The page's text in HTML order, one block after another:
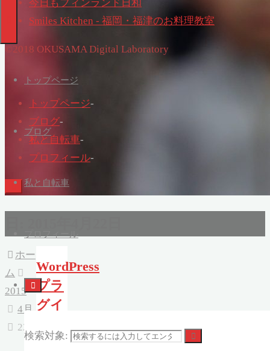
トップページ
ブログ
私と自転車
プロフィール
検索対象:
ホー
ム
2015
4月
22
WordPress
プラ
グイ
Simple
今日もフィンランド日和
Smiles Kitchen - 福岡・福津のお料理教室
©2018 OKUSAMA Digital Laboratory
トップページ-
ブログ-
私と自転車-
プロフィール-